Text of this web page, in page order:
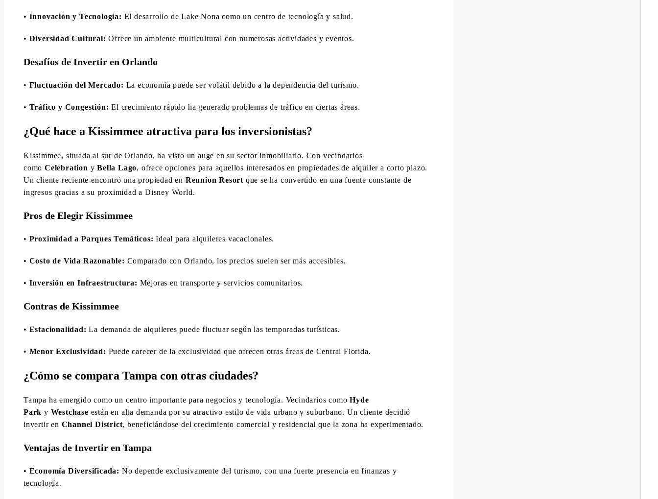
• Innovación y Tecnología: El desarrollo de Lake Nona como un centro de tecnología y salud.
• Diversidad Cultural: Ofrece un ambiente multicultural con numerosas actividades y eventos.
Desafíos de Invertir en Orlando
• Fluctuación del Mercado: La economía puede ser volátil debido a la dependencia del turismo.
• Tráfico y Congestión: El crecimiento rápido ha generado problemas de tráfico en ciertas áreas.
¿Qué hace a Kissimmee atractiva para los inversionistas?
Kissimmee, situada al sur de Orlando, ha visto un auge en su sector inmobiliario. Con vecindarios
como Celebration yBella Lago, ofrece opciones para aquellos interesados en propiedades de alquiler a corto plazo.
Un cliente reciente encontró una propiedad en Reunion Resort que se ha convertido en una fuente constante de
ingresos gracias a su proximidad a Disney World.
Pros de Elegir Kissimmee
• Proximidad a Parques Temáticos: Ideal para alquileres vacacionales.
• Costo de Vida Razonable: Comparado con Orlando, los precios suelen ser más accesibles.
• Inversión en Infraestructura: Mejoras en transporte y servicios comunitarios.
Contras de Kissimmee
• Estacionalidad: La demanda de alquileres puede fluctuar según las temporadas turísticas.
• Menor Exclusividad: Puede carecer de la exclusividad que ofrecen otras áreas de Central Florida.
¿Cómo se compara Tampa con otras ciudades?
Tampa ha emergido como un centro importante para negocios y tecnología. Vecindarios comoHyde
Park y Westchase están en alta demanda por su atractivo estilo de vida urbano y suburbano. Un cliente decidió
invertir en Channel District, beneficiándose del crecimiento comercial y residencial que la zona ha experimentado.
Ventajas de Invertir en Tampa
• Economía Diversificada: No depende exclusivamente del turismo, con una fuerte presencia en finanzas y
tecnología.